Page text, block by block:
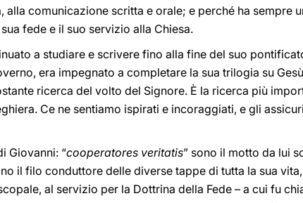
comunicazione scritta e orale; e perché ha sempre
fede e il suo servizio alla Chiesa.
a studiare e scrivere fino alla fine del suo
era impegnato a completare la sua trilogia su
ricerca del volto del Signore. È la ricerca più
Ce ne sentiamo ispirati e incoraggiati, e gli
Giovanni: “cooperatores veritatis” sono il motto da lui
il filo conduttore delle diverse tappe di tutta la sua
al servizio per la Dottrina della Fede – a cui fu